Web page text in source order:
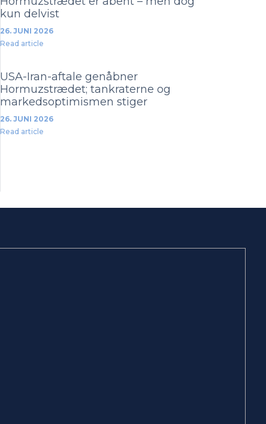
kun delvist
26. JUNI 2026
Read article
USA-Iran-aftale genåbner
Hormuzstrædet; tankraterne og
markedsoptimismen stiger
26. JUNI 2026
Read article